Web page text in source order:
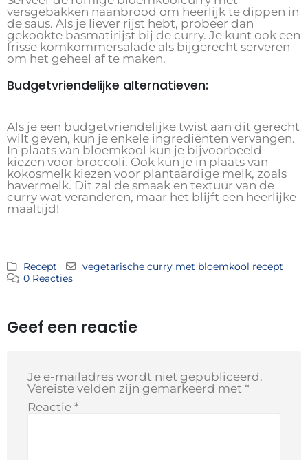
versgebakken naanbrood om heerlijk te dippen in
de saus. Als je liever rijst hebt, probeer dan
gekookte basmatirijst bij de curry. Je kunt ook een
frisse komkommersalade als bijgerecht serveren
om het geheel af te maken.
Budgetvriendelijke alternatieven:
Als je een budgetvriendelijke twist aan dit gerecht
wilt geven, kun je enkele ingrediënten vervangen.
In plaats van bloemkool kun je bijvoorbeeld
kiezen voor broccoli. Ook kun je in plaats van
kokosmelk kiezen voor plantaardige melk, zoals
havermelk. Dit zal de smaak en textuur van de
curry wat veranderen, maar het blijft een heerlijke
maaltijd!
Recept
vegetarische curry met bloemkool recept
0 Reacties
Geef een reactie
Je e-mailadres wordt niet gepubliceerd.
Vereiste velden zijn gemarkeerd met *
Reactie *